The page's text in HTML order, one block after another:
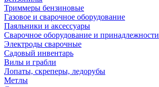
Триммеры бензиновые
Газовое и сварочное оборудование
Паяльники и аксессуары
Сварочное оборудование и принадлежности
Электроды сварочные
Садовый инвентарь
Вилы и грабли
Лопаты, скреперы, ледорубы
Метлы